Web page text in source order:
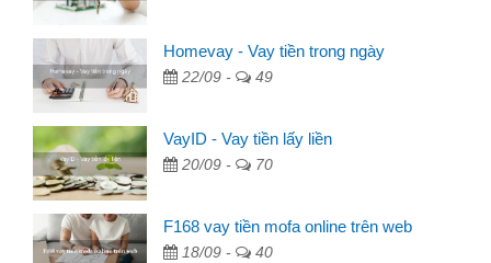
Homevay - Vay tiền trong ngày
22/09 - 49
VayID - Vay tiền lấy liền
20/09 - 70
F168 vay tiền mofa online trên web
18/09 - 40